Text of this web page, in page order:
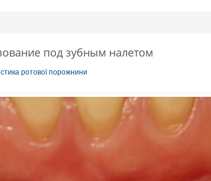
под зубным налетом
ротової порожнини